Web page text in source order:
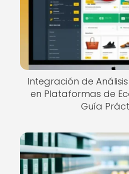
Integración de
en Plataformas de
Guía